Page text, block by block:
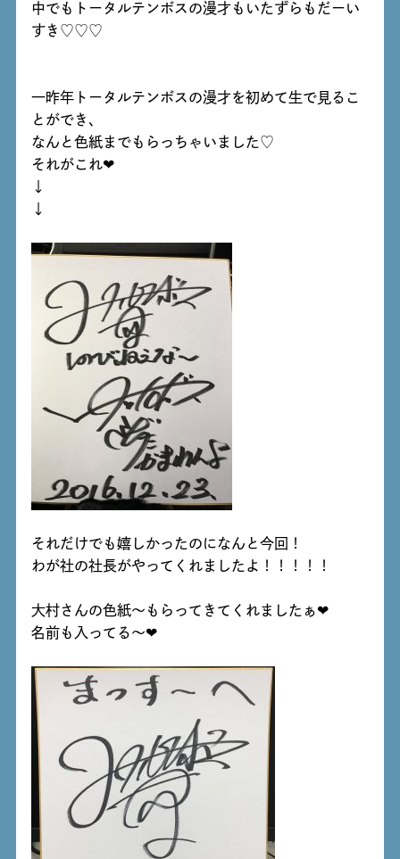
中でもトータルテンボスの漫才もいたずらもだーい
すき♡♡♡
一昨年トータルテンボスの漫才を初めて生で見るこ
とができ、
なんと色紙までもらっちゃいました♡
それがこれ❤
↓
↓
それだけでも嬉しかったのになんと今回！
わが社の社長がやってくれましたよ！！！！！
大村さんの色紙～もらってきてくれましたぁ❤
名前も入ってる～❤